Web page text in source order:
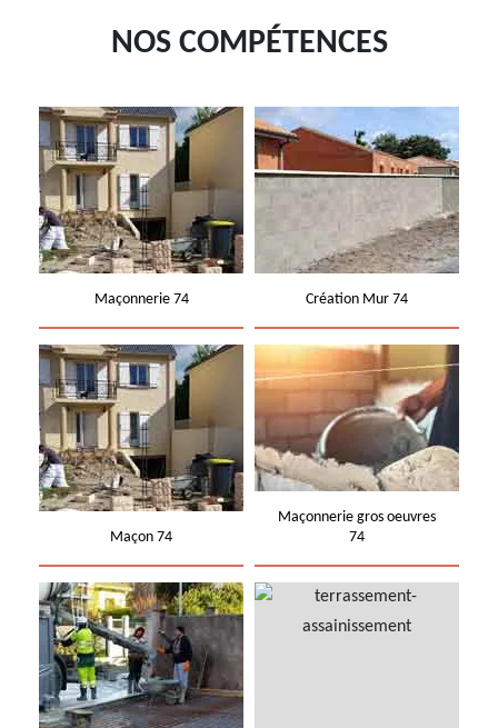
NOS COMPÉTENCES
Maçonnerie 74 Création Mur 74
Maçon 74
Maçonnerie gros oeuvres
74